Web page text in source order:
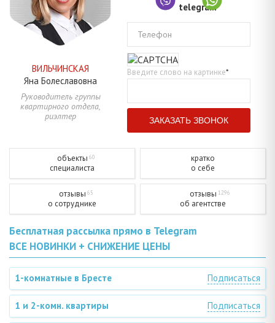
ВИЛЬЧИНСКАЯ
Яна Болеславовна
Руководитель группы
квартирного отдела,
риэлтер
Телефон
Введите слово на картинке*
объекты 60
специалиста
кратко
о себе
отзывы 65
о сотруднике
отзывы 1296
об агентстве
Бесплатная рассылка прямо в Telegram
ВСЕ НОВИНКИ + СНИЖЕНИЕ ЦЕНЫ
1-комнатные в Бресте Подписаться
1 и 2-комн. квартиры Подписаться